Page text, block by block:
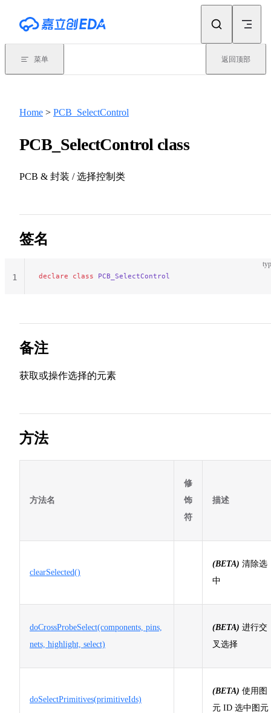
菜单 返回顶部
Home > PCB_SelectControl
PCB_SelectControl class
PCB & 封装 / 选择控制类
签名
declare class PCB_SelectControl
1
备注
获取或操作选择的元素
方法
方法名
修
饰
符
描述
clearSelected()
(BETA) 清除选
中
doCrossProbeSelect(components, pins,
nets, highlight, select)
(BETA) 进行交
叉选择
doSelectPrimitives(primitiveIds)
(BETA) 使用图
元 ID 选中图元